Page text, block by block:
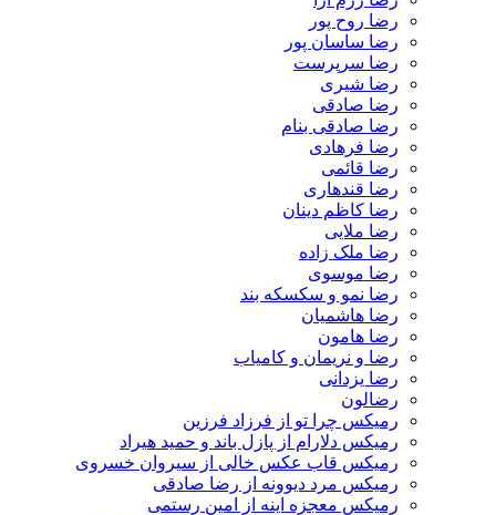
رضا روح پور
رضا ساسان پور
رضا سرپرست
رضا شیری
رضا صادقی
رضا صادقی بنام
رضا فرهادی
رضا قائمی
رضا قندهاری
رضا کاظم دینان
رضا ملایی
رضا ملک زاده
رضا موسوی
رضا نمو و سکسکه بند
رضا هاشمیان
رضا هامون
رضا و نریمان و کامیاب
رضا یزدانی
رضالون
رمیکس چرا تو از فرزاد فرزین
رمیکس دلارام از پازل باند و حمید هیراد
رمیکس قاب عکس خالی از سیروان خسروی
رمیکس مرد دیوونه از رضا صادقی
رمیکس معجزه اینه از امین رستمی